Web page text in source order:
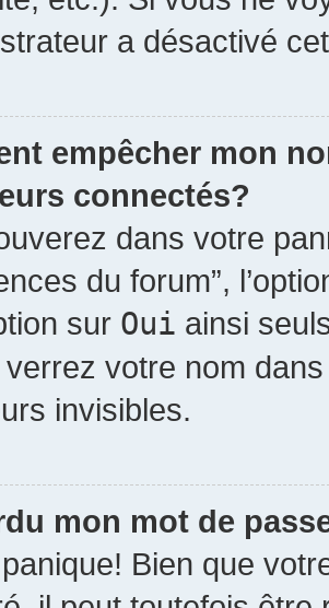
a désactivé
empêcher mon
connectés?
dans votre
du forum”,
sur Oui ainsi
votre nom
invisibles.
mon mot de
Bien que